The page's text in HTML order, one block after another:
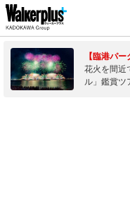
【臨港パ
花火を間近
ル」鑑賞ツ